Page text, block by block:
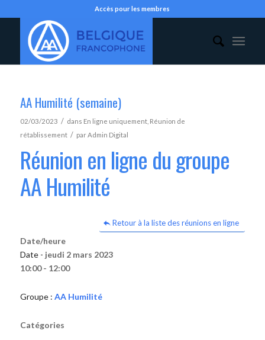
Accès pour les membres
AA Humilité (semaine)
02/03/2023 / dans En ligne uniquement, Réunion de
rétablissement / parAdmin Digital
Réunion en ligne du groupe
AA Humilité
Retour à la liste des réunions en ligne
Date/heure
Date - jeudi 2 mars 2023
10:00 - 12:00
Groupe : AA Humilité
Catégories